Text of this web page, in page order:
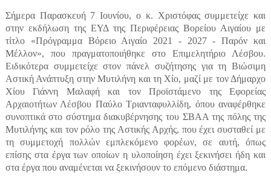
Σήμερα Παρασκευή 7 Ιουνίου, ο κ. Χριστόφας συμμετείχε και
στην εκδήλωση της ΕΥΔ της Περιφέρειας Βορείου Αιγαίου με
τίτλο «Πρόγραμμα Βόρειο Αιγαίο 2021 - 2027 - Παρόν και
Μέλλον», που πραγματοποιήθηκε στο Επιμελητήριο Λέσβου.
Ειδικότερα συμμετείχε στον πάνελ συζήτησης για τη Βιώσιμη
Αστική Ανάπτυξη στην Μυτιλήνη και τη Χίο, μαζί με τον Δήμαρχο
Χίου Γιάννη Μαλαφή και τον Προϊστάμενο της Εφορείας
Αρχαιοτήτων Λέσβου Παύλο Τριανταφυλλίδη, όπου αναφέρθηκε
συνοπτικά στο σύστημα διακυβέρνησης του ΣΒΑΑ της πόλης της
Μυτιλήνης και τον ρόλο της Αστικής Αρχής, που έχει συσταθεί με
τη συμμετοχή πολλών εμπλεκόμενο φορέων, σε αυτή, όπως
επίσης στα έργα των οποίων η υλοποίηση έχει ξεκινήσει ήδη και
στα έργα που αναμένεται να ξεκινήσουν το επόμενο διάστημα.